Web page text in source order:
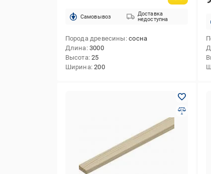
Cамовывоз
Доставка
недоступна
Порода древесины сосна
Длина 3000
Высота 25
Ширина 200